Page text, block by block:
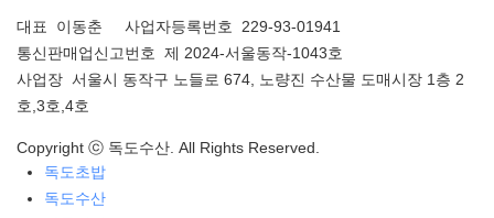
대표 이동춘 사업자등록번호 229-93-01941
통신판매업신고번호 제 2024-서울동작-1043호
사업장 서울시 동작구 노들로 674, 노량진 수산물 도매시장 1층 2
호,3호,4호
Copyright ⓒ 독도수산. All Rights Reserved.
독도초밥
독도수산